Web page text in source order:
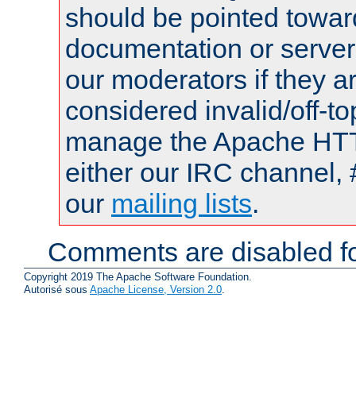
should be pointed
documentation or
our moderators if they
considered invalid/off-
manage the Apache
either our IRC channel,
our mailing lists.
Comments are disabled
Copyright 2019 The Apache Software Foundation.
Autorisé sous Apache License, Version 2.0